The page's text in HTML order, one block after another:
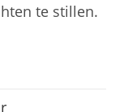
te stillen.